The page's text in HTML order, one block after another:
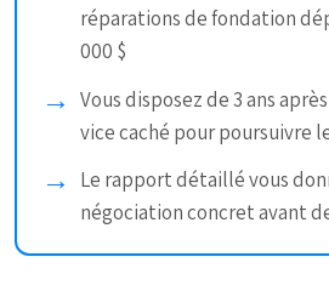
réparations de fondation
000 $
Vous disposez de 3 ans
vice caché pour poursuivre
Le rapport détaillé vous
négociation concret avant